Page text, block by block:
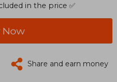
in the price ✅
Now
Share and earn money